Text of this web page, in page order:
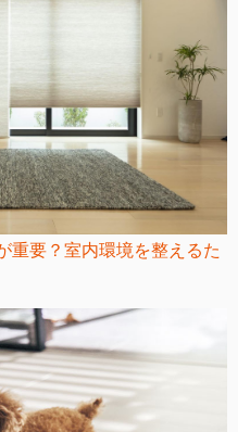
重要？室内環境を整えるた